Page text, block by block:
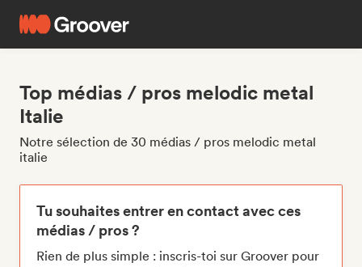
Top médias / pros melodic metal
Italie
Notre sélection de 30 médias / pros melodic metal
italie
Tu souhaites entrer en contact avec ces
médias / pros ?
Rien de plus simple : inscris-toi sur Groover pour